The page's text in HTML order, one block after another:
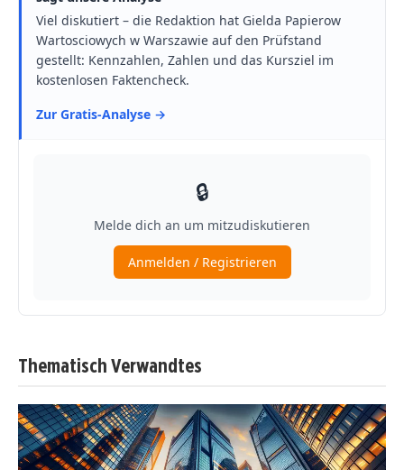
Thematisch Verwandtes